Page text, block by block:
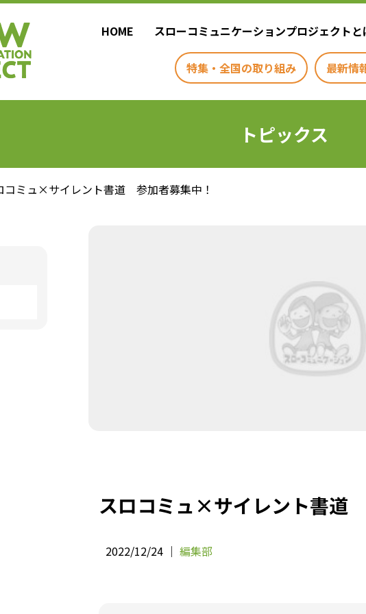
HOME スローコミュニケーションプロジェクトと
特集・全国の取り組み 最新情
トピックス
コミュ×サイレント書道 参加者募集中！
スロコミュ×サイレント書道
2022/12/24 ｜ 編集部